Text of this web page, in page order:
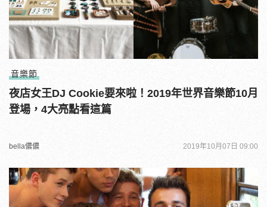
音樂節
夜店女王DJ Cookie要來啦！2019年世界音樂節10月
登場，4大亮點看這篇
bella儂儂 2019年10月07日 09:00